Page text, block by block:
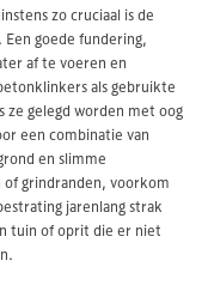
zo cruciaal is de
goede fundering,
af te voeren en
als gebruikte
gelegd worden met oog
een combinatie van
en slimme
grindranden, voorkom
jarenlang strak
tuin of oprit die er niet